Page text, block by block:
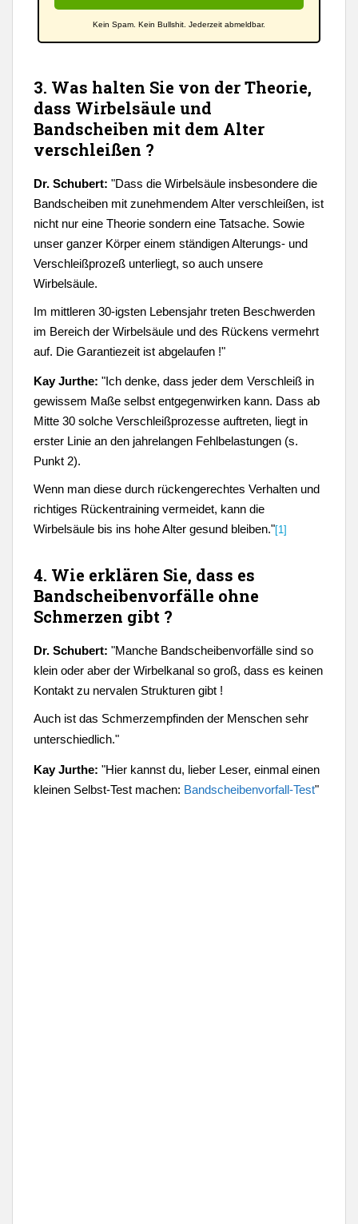
Kein Spam. Kein Bullshit. Jederzeit abmeldbar.
3. Was halten Sie von der Theorie,
dass Wirbelsäule und
Bandscheiben mit dem Alter
verschleißen ?
Dr. Schubert: "Dass die Wirbelsäule insbesondere die
Bandscheiben mit zunehmendem Alter verschleißen, ist
nicht nur eine Theorie sondern eine Tatsache. Sowie
unser ganzer Körper einem ständigen Alterungs- und
Verschleißprozeß unterliegt, so auch unsere
Wirbelsäule.
Im mittleren 30-igsten Lebensjahr treten Beschwerden
im Bereich der Wirbelsäule und des Rückens vermehrt
auf. Die Garantiezeit ist abgelaufen !"
Kay Jurthe: "Ich denke, dass jeder dem Verschleiß in
gewissem Maße selbst entgegenwirken kann. Dass ab
Mitte 30 solche Verschleißprozesse auftreten, liegt in
erster Linie an den jahrelangen Fehlbelastungen (s.
Punkt 2).
Wenn man diese durch rückengerechtes Verhalten und
richtiges Rückentraining vermeidet, kann die
Wirbelsäule bis ins hohe Alter gesund bleiben."[1]
4. Wie erklären Sie, dass es
Bandscheibenvorfälle ohne
Schmerzen gibt ?
Dr. Schubert: "Manche Bandscheibenvorfälle sind so
klein oder aber der Wirbelkanal so groß, dass es keinen
Kontakt zu nervalen Strukturen gibt !
Auch ist das Schmerzempfinden der Menschen sehr
unterschiedlich."
Kay Jurthe: "Hier kannst du, lieber Leser, einmal einen
kleinen Selbst-Test machen: Bandscheibenvorfall-Test"